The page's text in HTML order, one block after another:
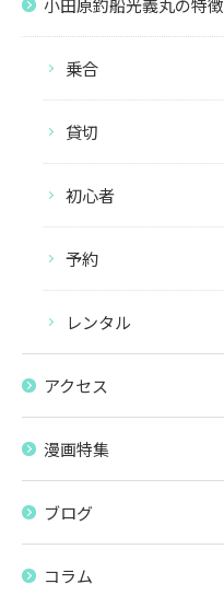
小田原釣船光義丸の特徴
乗合
貸切
初心者
予約
レンタル
アクセス
漫画特集
ブログ
コラム